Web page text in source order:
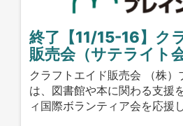
終了【11/15-16】ク
販売会（サテライト会
クラフトエイド販売会 （株）
は、図書館や本に関わる支援
ィ国際ボランティア会を応援